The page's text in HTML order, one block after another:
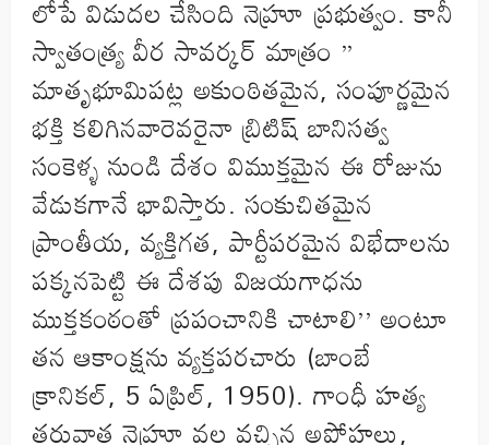
లోపే విడుదల చేసింది నెహ్రూ ప్రభుత్వం. కానీ
స్వాతంత్ర్య వీర సావర్కర్ మాత్రం ”
మాతృభూమిపట్ల అకుంఠితమైన, సంపూర్ణమైన
భక్తి కలిగినవారెవరైనా బ్రిటిష్ బానిసత్వ
సంకెళ్ళ నుండి దేశం విముక్తమైన ఈ రోజును
వేడుకగానే భావిస్తారు. సంకుచితమైన
ప్రాంతీయ, వ్యక్తిగత, పార్టీపరమైన విభేదాలను
పక్కనపెట్టి ఈ దేశపు విజయగాధను
ముక్తకంఠంతో ప్రపంచానికి చాటాలి’’ అంటూ
తన ఆకాంక్షను వ్యక్తపరచారు (బాంబే
క్రానికల్, 5 ఏప్రిల్, 1950). గాంధీ హత్య
తరువాత నెహ్రూ వల్ల వచ్చిన అపోహలు,